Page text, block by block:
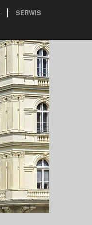
SERWIS